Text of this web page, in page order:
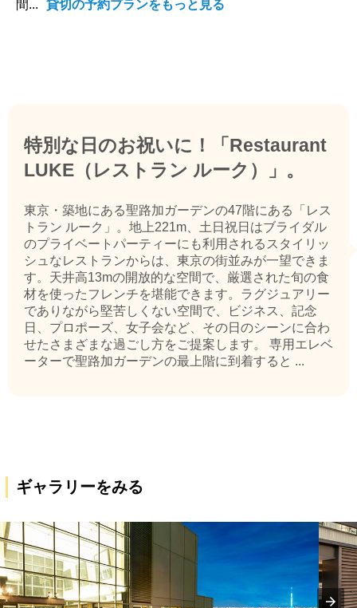
間...
貸切の予約プランをもっと見る
特別な日のお祝いに！「Restaurant
LUKE（レストラン ルーク）」。
東京・築地にある聖路加ガーデンの47階にある「レス
トラン ルーク」。地上221m、土日祝日はブライダル
のプライベートパーティーにも利用されるスタイリッ
シュなレストランからは、東京の街並みが一望できま
す。天井高13mの開放的な空間で、厳選された旬の食
材を使ったフレンチを堪能できます。ラグジュアリー
でありながら堅苦しくない空間で、ビジネス、記念
日、プロポーズ、女子会など、その日のシーンに合わ
せたさまざまな過ごし方をご提案します。 専用エレベ
ーターで聖路加ガーデンの最上階に到着すると ...
ギャラリーをみる